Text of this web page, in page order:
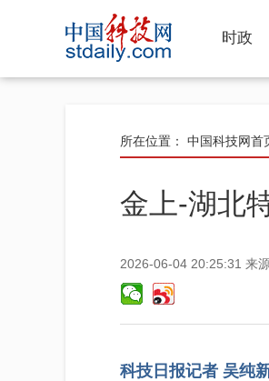
时政
所在位置： 中国科技网首
金上-湖北
2026-06-04 20:25:31 来
科技日报记者 吴纯